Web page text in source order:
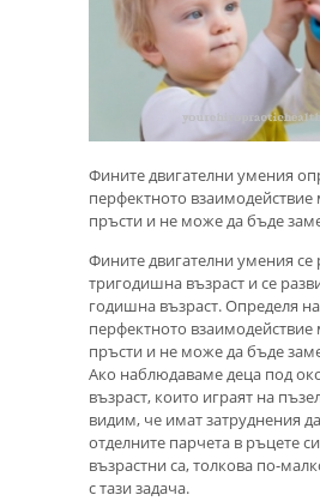
Фините двигателни умения
перфектното
пръсти и не може да бъде
Фините двигателни умения се
тригодишна възраст и се
годишна възраст. Определя
перфектното
пръсти и не може да бъде
Ако наблюдаваме деца под
възраст, които играят на
видим, че имат затруднения
отделните парчета в ръцете
възрастни са, толкова по-
с тази задача.